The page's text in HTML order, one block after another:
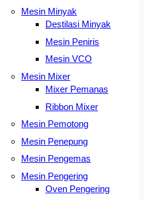
Mesin Minyak
Destilasi Minyak
Mesin Peniris
Mesin VCO
Mesin Mixer
Mixer Pemanas
Ribbon Mixer
Mesin Pemotong
Mesin Penepung
Mesin Pengemas
Mesin Pengering
Oven Pengering